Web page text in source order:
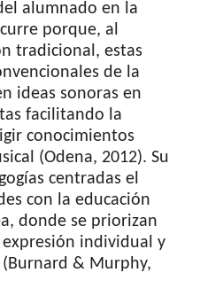
alumnado en la
porque, al
tradicional, estas
de la
ideas sonoras en
facilitando la
conocimientos
(Odena, 2012). Su
centradas el
con la educación
donde se priorizan
individual y
& Murphy,